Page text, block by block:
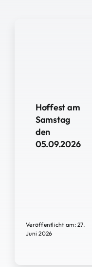
Hoffest am
Samstag
den
05.09.2026
Veröffentlicht am: 27.
Juni 2026